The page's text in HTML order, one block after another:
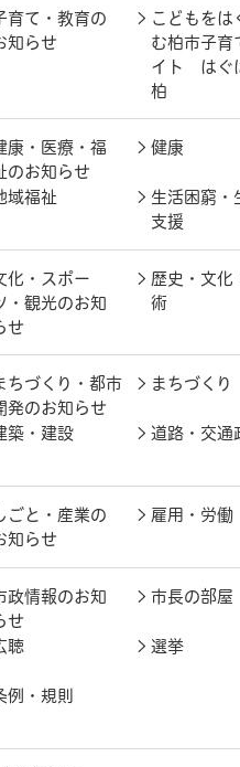
育て・教育の
知らせ
こどもをは
む柏市子育
イト はぐ
柏
康・医療・福
のお知らせ
健康
域福祉
生活困窮・
支援
化・スポー
・観光のお知
せ
歴史・文化
術
ちづくり・都市
発のお知らせ
まちづくり
築・建設 道路・交通
ごと・産業の
知らせ
雇用・労働
政情報のお知
せ
市長の部屋
聴 選挙
例・規則